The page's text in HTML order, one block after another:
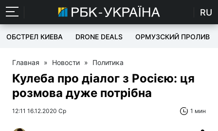
RU
ОБСТРЕЛ КИЕВА DRONE DEALS ОРМУЗСКИЙ ПРОЛИВ
Главная » Новости » Политика
Кулеба про діалог з Росією: ця
розмова дуже потрібна
12:11 16.12.2020 Ср 1 мин